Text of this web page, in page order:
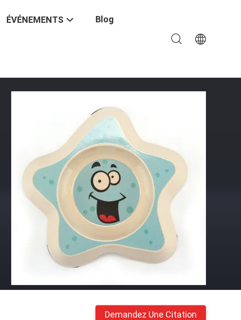
ÉVÉNEMENTS Blog
Demandez Une Citation